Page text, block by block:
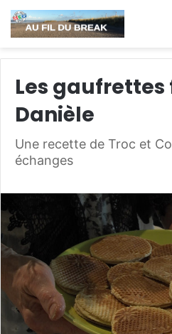
Les gaufrettes
Danièle
Une recette de Troc et
échanges